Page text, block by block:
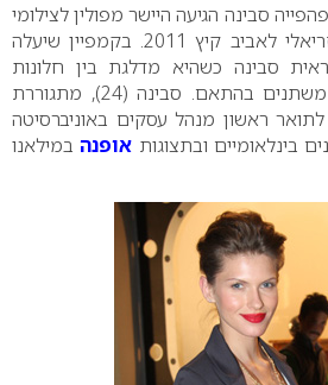
סבינה הגיעה היישר מפולין לצילומי
קמפיין לקבוצת קניוני עזריאלי לאביב קיץ 2011. בקמפיין שיעלה
סבינה כשהיא מדלגת בין חלונות
הראווה בקניון, כשבגדיה משתנים בהתאם. סבינה (24), מתגוררת
ראשון מנהל עסקים באוניברסיטה
בינלאומיים ובתצוגות אופנהבמילאנו